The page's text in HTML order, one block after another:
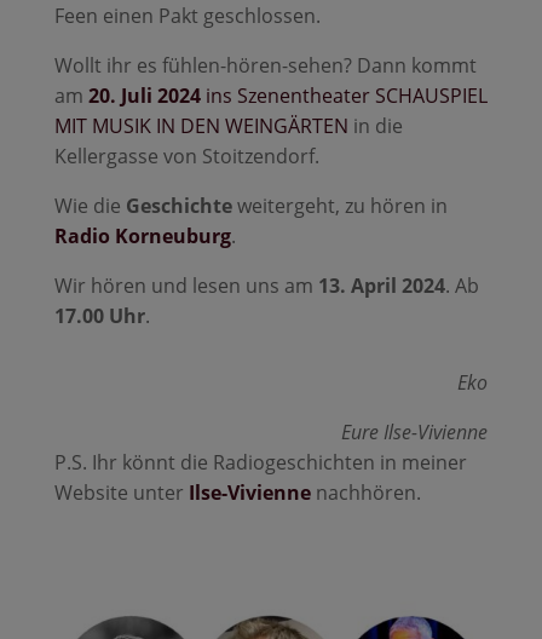
Feen einen Pakt geschlossen.
Wollt ihr es fühlen-hören-sehen? Dann kommt
am 20. Juli 2024ins Szenentheater SCHAUSPIEL
MIT MUSIK IN DEN WEINGÄRTEN in die
Kellergasse von Stoitzendorf.
Wie die Geschichteweitergeht, zu hören in
Radio Korneuburg.
Wir hören und lesen uns am 13. April 2024. Ab
17.00 Uhr.
Eko
Eure Ilse-Vivienne
P.S. Ihr könnt die Radiogeschichten in meiner
Website unter Ilse-Viviennenachhören.